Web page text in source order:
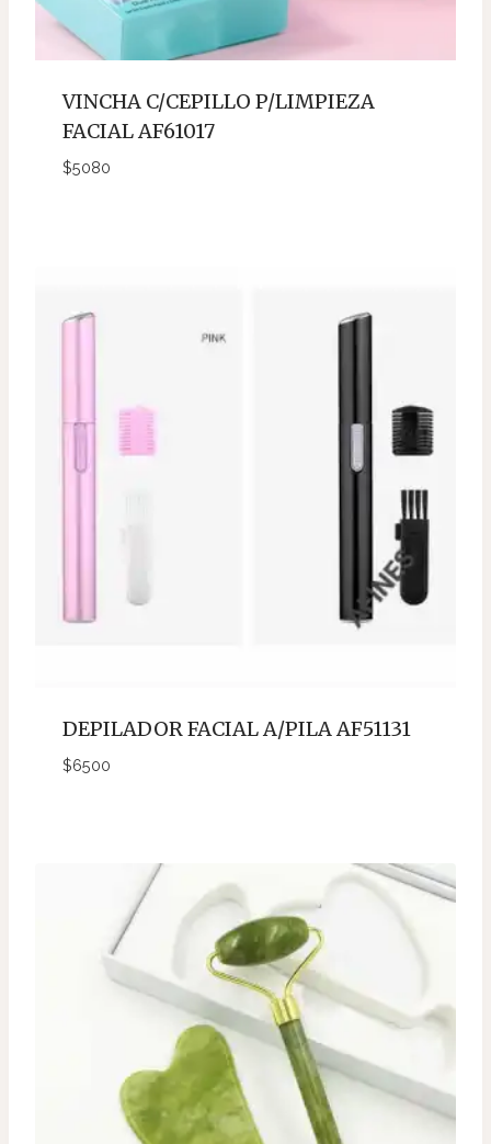
VINCHA C/CEPILLO P/LIMPIEZA
FACIAL AF61017
$5080
DEPILADOR FACIAL A/PILA AF51131
$6500